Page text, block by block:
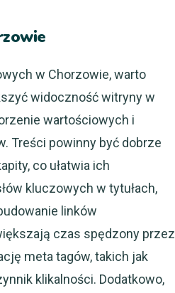
w Chorzowie, warto
widoczność witryny w
wartościowych i
Treści powinny być dobrze
co ułatwia ich
kluczowych w tytułach,
linków
czas spędzony przez
meta tagów, takich jak
klikalności. Dodatkowo,